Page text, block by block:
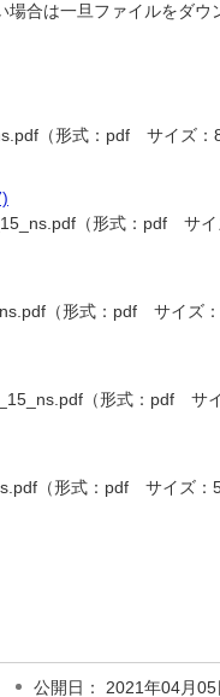
合は一旦ファイルをダウ
（形式：pdf サイズ：
（形式：pdf サイ
（形式：pdf サイズ：
（形式：pdf サイ
（形式：pdf サイズ：
公開日： 2021年04月05